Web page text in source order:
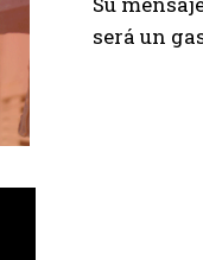
será un